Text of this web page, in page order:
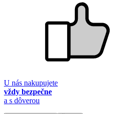
U nás nakupujete
vždy bezpečne
a s dôverou